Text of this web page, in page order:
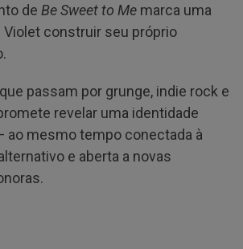
de Be Sweet to Me marca uma
Violet construir seu próprio
passam por grunge, indie rock e
revelar uma identidade
ao mesmo tempo conectada à
e aberta a novas